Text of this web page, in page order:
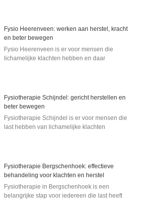
Fysio Heerenveen: werken aan herstel, kracht
en beter bewegen
Fysio Heerenveen is er voor mensen die
lichamelijke klachten hebben en daar
Fysiotherapie Schijndel: gericht herstellen en
beter bewegen
Fysiotherapie Schijndel is er voor mensen die
last hebben van lichamelijke klachten
Fysiotherapie Bergschenhoek: effectieve
behandeling voor klachten en herstel
Fysiotherapie in Bergschenhoek is een
belangrijke stap voor iedereen die last heeft